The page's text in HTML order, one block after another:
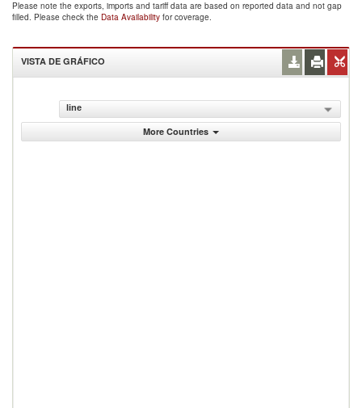
Please note the exports, imports and tariff data are based on reported data and not gap
filled. Please check the Data Availability for coverage.
VISTA DE GRÁFICO
line
More Countries